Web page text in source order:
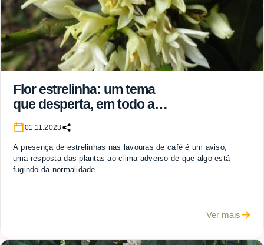
Flor estrelinha: um tema
que desperta, em todo ano
de calor e seca, a
curiosidade do cafeicultor
01.11.2023
A presença de estrelinhas nas lavouras de café é um aviso,
uma resposta das plantas ao clima adverso de que algo está
fugindo da normalidade
Ver mais